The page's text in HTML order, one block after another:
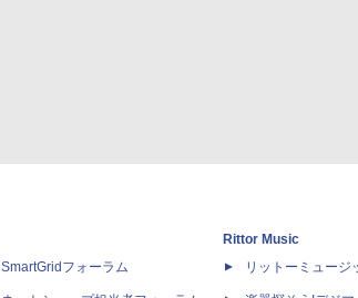
SmartGridフォーラム
Rittor Music
リットーミュージ